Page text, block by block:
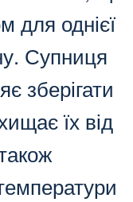
для однієї
Супниця
зберігати
їх від